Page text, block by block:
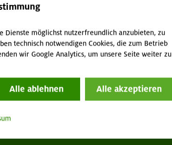
Dienste möglichst nutzerfreundlich anzubieten, zu
technisch notwendigen Cookies, die zum Betrieb
wir Google Analytics, um unsere Seite weiter zu
Alle ablehnen Alle akzeptieren